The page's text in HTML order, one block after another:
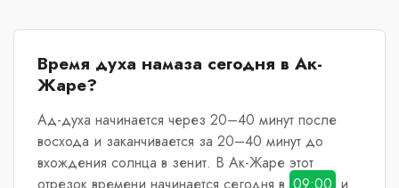
Время духа намаза сегодня в Ак-
Жаре?
Ад-духа начинается через 20–40 минут после
восхода и заканчивается за 20–40 минут до
вхождения солнца в зенит. В Ак-Жареэтот